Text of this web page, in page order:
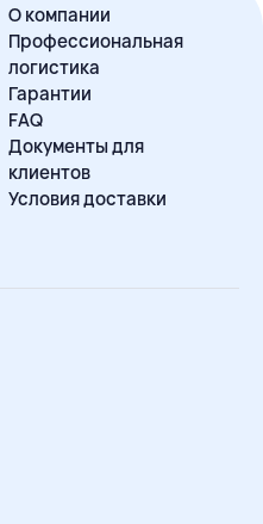
О компании
Профессиональная
логистика
Гарантии
FAQ
Документы для
клиентов
Условия доставки